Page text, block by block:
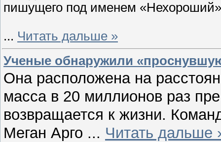
пишущего под именем
... Читать дальше »
Ученые обнаружили
Она расположена на
масса в 20 миллионов раз
возвращается к жизни.
Меган Арго ... Читать дальше